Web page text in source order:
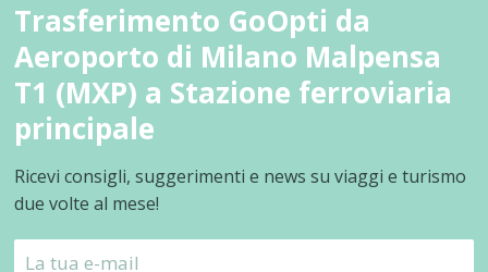
Trasferimento GoOpti da
Aeroporto di Milano Malpensa
T1 (MXP) a Stazione ferroviaria
principale
Ricevi consigli, suggerimenti e news su viaggi e turismo
due volte al mese!